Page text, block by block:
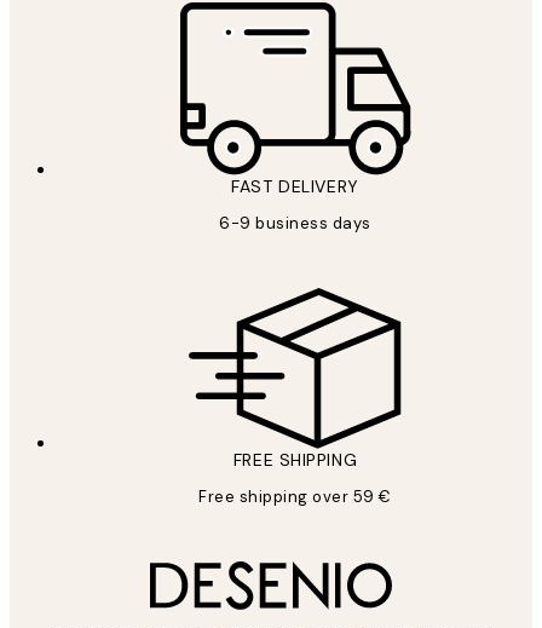
FAST DELIVERY
6-9 business days
FREE SHIPPING
Free shipping over 59 €